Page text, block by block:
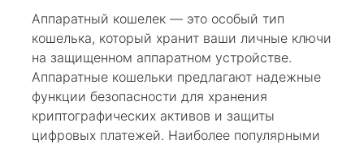
Аппаратный кошелек — это особый тип
кошелька, который хранит ваши личные ключи
на защищенном аппаратном устройстве.
Аппаратные кошельки предлагают надежные
функции безопасности для хранения
криптографических активов и защиты
цифровых платежей. Наиболее популярными